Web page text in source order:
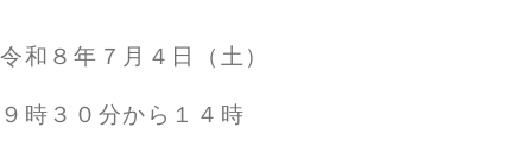
令和８年７月４日（土）
９時３０分から１４時